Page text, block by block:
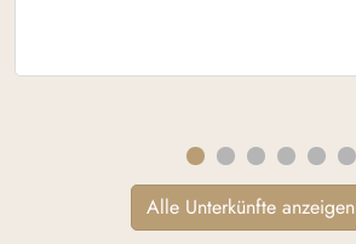
Alle Unterkünfte anzeigen